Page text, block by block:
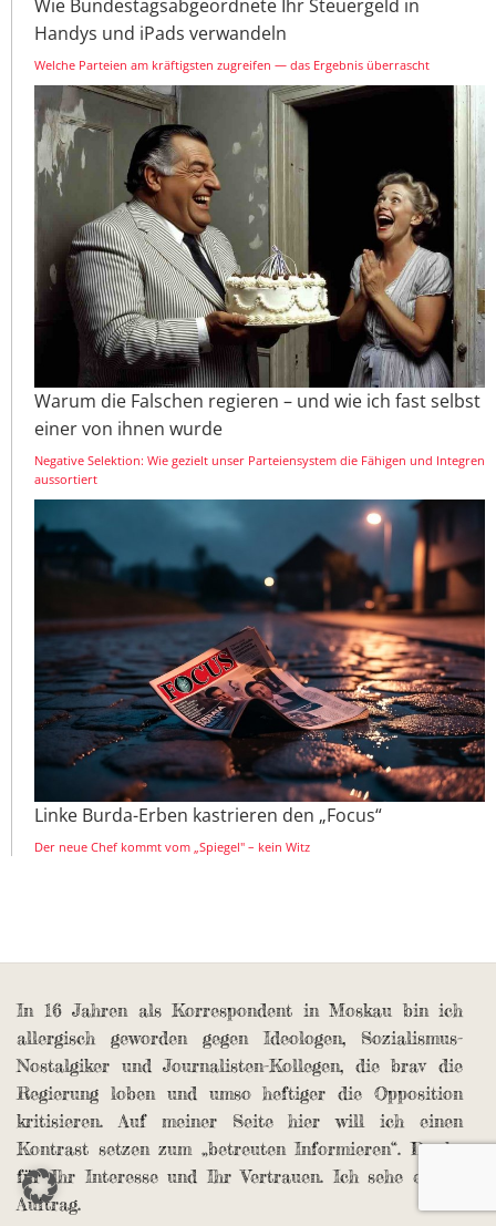
Wie Bundestagsabgeordnete Ihr Steuergeld in
Handys und iPads verwandeln
Welche Parteien am kräftigsten zugreifen — das Ergebnis überrascht
Warum die Falschen regieren – und wie ich fast selbst
einer von ihnen wurde
Negative Selektion: Wie gezielt unser Parteiensystem die Fähigen und Integren
aussortiert
Linke Burda-Erben kastrieren den „Focus“
Der neue Chef kommt vom „Spiegel" – kein Witz
In 16 Jahren als Korrespondent in Moskau bin ich
allergisch geworden gegen Ideologen, Sozialismus-
Nostalgiker und Journalisten-Kollegen, die brav die
Regierung loben und umso heftiger die Opposition
kritisieren. Auf meiner Seite hier will ich einen
Kontrast setzen zum „betreuten Informieren“. Danke
für Ihr Interesse und Ihr Vertrauen. Ich sehe es als
Auftrag.